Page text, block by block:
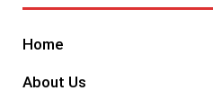
Home
About Us